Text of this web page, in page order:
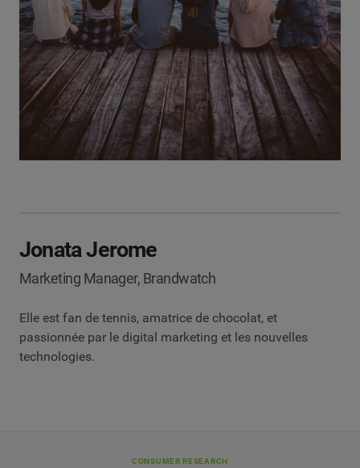
Jonata Jerome
Marketing Manager, Brandwatch
Elle est fan de tennis, amatrice de chocolat, et
passionnée par le digital marketing et les nouvelles
technologies.
CONSUMER RESEARCH